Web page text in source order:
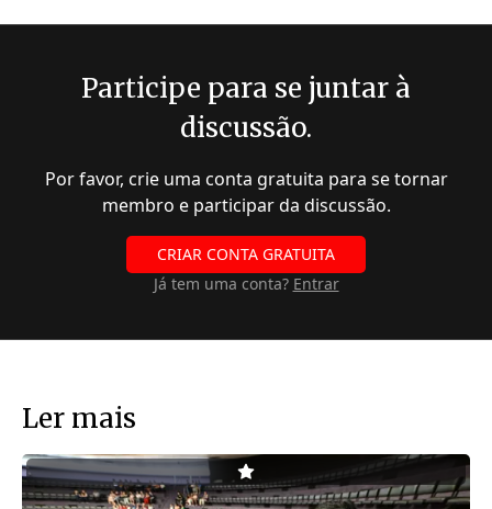
Participe para se juntar à
discussão.
Por favor, crie uma conta gratuita para se tornar
membro e participar da discussão.
CRIAR CONTA GRATUITA
Já tem uma conta? Entrar
Ler mais